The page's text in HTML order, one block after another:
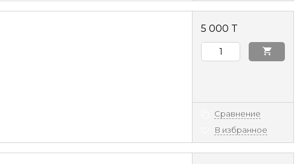
5 000 T
Сравнение
В избранное